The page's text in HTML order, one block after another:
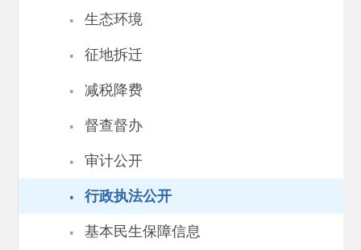
· 生态环境
· 征地拆迁
· 减税降费
· 督查督办
· 审计公开
· 行政执法公开
· 基本民生保障信息